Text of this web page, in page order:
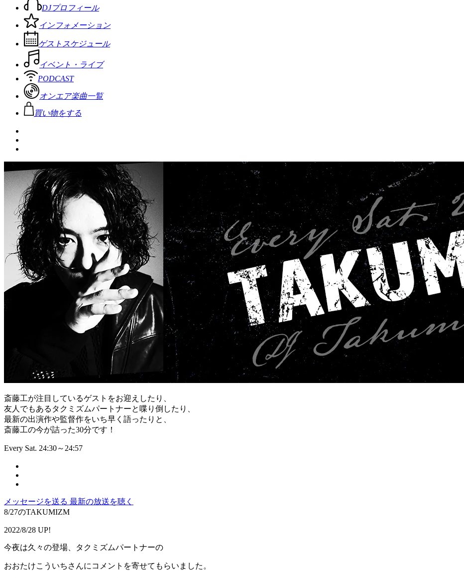
DJプロフィール
インフォメーション
ゲストスケジュール
イベント・ライブ
PODCAST
オンエア楽曲一覧
買い物をする
斎藤工が注目しているゲストをお迎えしたり、
友人でもあるタクミズムパートナーと喋り倒したり、
最新の出演作や監督作をいち早く語ったりと、
斎藤工の今が詰った30分です！
Every Sat. 24:30～24:57
メッセージを送る 最新の放送を聴く
8/27のTAKUMIZM
2022/8/28 UP!
今夜は久々の登場、タクミズムパートナーの
おおたけこういちさんにコメントを寄せてもらいました。